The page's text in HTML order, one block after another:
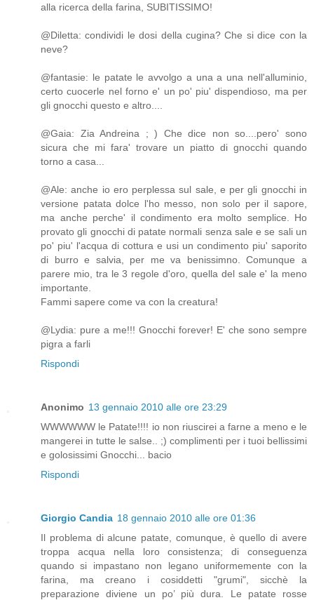
alla ricerca della farina, SUBITISSIMO!
@Diletta: condividi le dosi della cugina? Che si dice con la
neve?
@fantasie: le patate le avvolgo a una a una nell'alluminio,
certo cuocerle nel forno e' un po' piu' dispendioso, ma per
gli gnocchi questo e altro....
@Gaia: Zia Andreina ; ) Che dice non so....pero' sono
sicura che mi fara' trovare un piatto di gnocchi quando
torno a casa...
@Ale: anche io ero perplessa sul sale, e per gli gnocchi in
versione patata dolce l'ho messo, non solo per il sapore,
ma anche perche' il condimento era molto semplice. Ho
provato gli gnocchi di patate normali senza sale e se sali un
po' piu' l'acqua di cottura e usi un condimento piu' saporito
di burro e salvia, per me va benissimno. Comunque a
parere mio, tra le 3 regole d'oro, quella del sale e' la meno
importante.
Fammi sapere come va con la creatura!
@Lydia: pure a me!!! Gnocchi forever! E' che sono sempre
pigra a farli
Rispondi
Anonimo 13 gennaio 2010 alle ore 23:29
WWWWWW le Patate!!!! io non riuscirei a farne a meno e le
mangerei in tutte le salse.. ;) complimenti per i tuoi bellissimi
e golosissimi Gnocchi... bacio
Rispondi
Giorgio Candia 18 gennaio 2010 alle ore 01:36
Il problema di alcune patate, comunque, è quello di avere
troppa acqua nella loro consistenza; di conseguenza
quando si impastano non legano uniformemente con la
farina, ma creano i cosiddetti "grumi", sicchè la
preparazione diviene un po’ più dura. Le patate rosse